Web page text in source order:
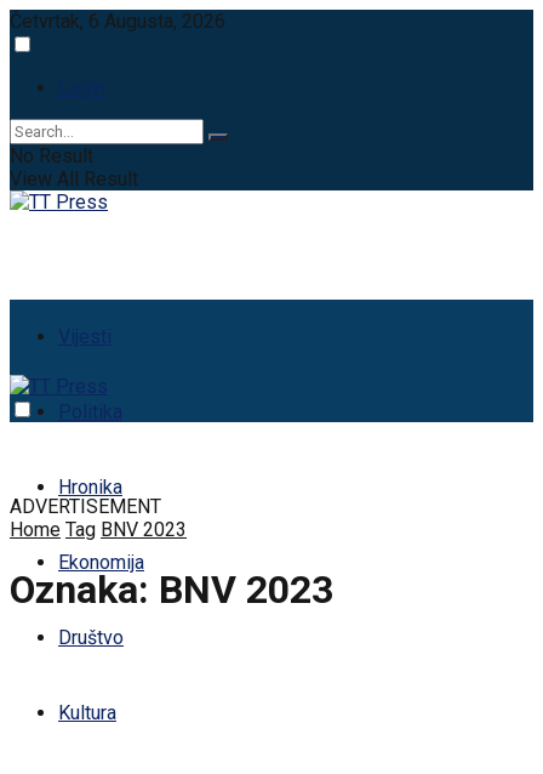
Četvrtak, 6 Augusta, 2026
Login
No Result
View All Result
Vijesti
Politika
Hronika
Ekonomija
Društvo
Kultura
ADVERTISEMENT
Home Tag BNV 2023
Oznaka: BNV 2023